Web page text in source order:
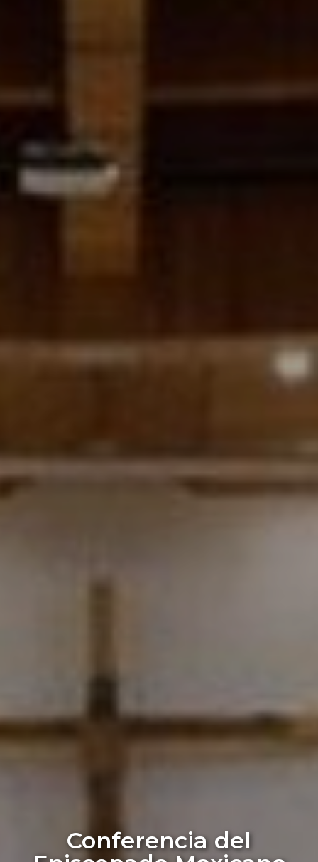
Conferencia del